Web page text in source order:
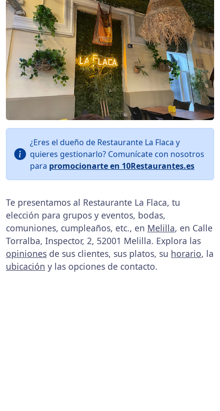
¿Eres el dueño de Restaurante La Flaca y
quieres gestionarlo? Comunícate con nosotros
para promocionarte en 10Restaurantes.es
Te presentamos al Restaurante La Flaca, tu
elección para grupos y eventos, bodas,
comuniones, cumpleaños, etc., en Melilla, en Calle
Torralba, Inspector, 2, 52001 Melilla. Explora las
opiniones de sus clientes, sus platos, su horario, la
ubicación y las opciones de contacto.